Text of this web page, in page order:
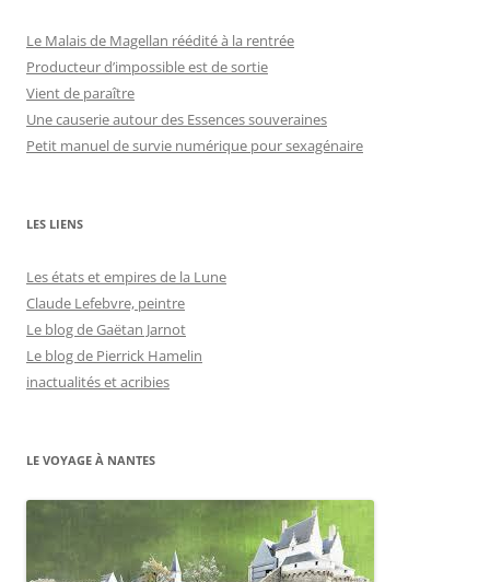
Le Malais de Magellan réédité à la rentrée
Producteur d’impossible est de sortie
Vient de paraître
Une causerie autour des Essences souveraines
Petit manuel de survie numérique pour sexagénaire
LES LIENS
Les états et empires de la Lune
Claude Lefebvre, peintre
Le blog de Gaëtan Jarnot
Le blog de Pierrick Hamelin
inactualités et acribies
LE VOYAGE À NANTES